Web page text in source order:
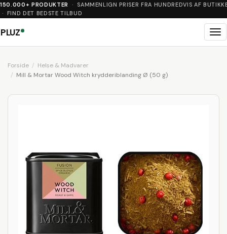
150.000+ PRODUKTER
· SAMMENLIGN PRISER FRA HUNDREDVIS AF
· FIND DET BEDSTE TILBUD
PLUZ
Forside
Helse & Madvarer
Mill & Mortar Wood Witch krydderiblanding Ø (50 g)